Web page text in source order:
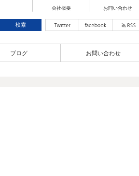
会社概要 お問い合わせ
ブログ お問い合わせ